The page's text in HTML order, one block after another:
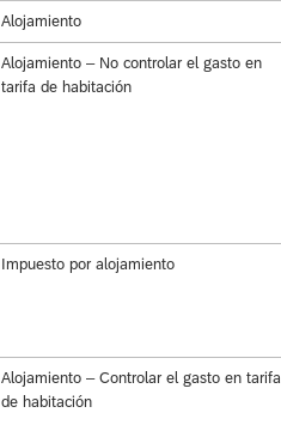
Alojamiento
Alojamiento – No controlar el gasto en
tarifa de habitación
Impuesto por alojamiento
Alojamiento – Controlar el gasto en tarifa
de habitación